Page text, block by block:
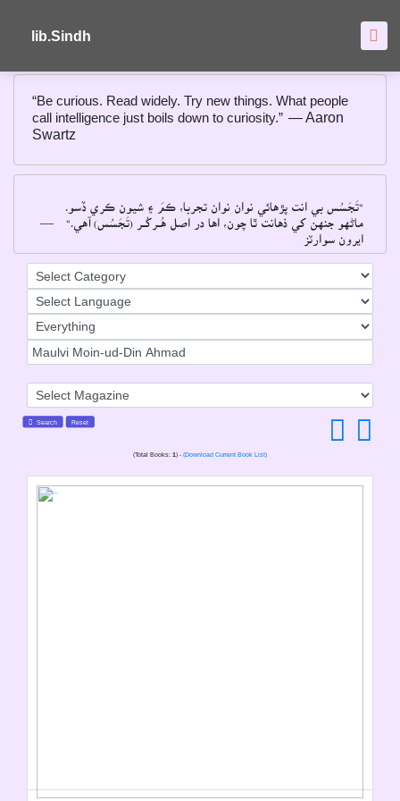
lib.Sindh
“Be curious. Read widely. Try new things. What people
call intelligence just boils down to curiosity.” ― Aaron
Swartz
"تَجَسُس بي انت پڙهائي نوان نوان تجربا، ڪمَ ۽ شيون ڪري ڏسو۔
ماڻهو جنهن کي ذهانت ٿا چون، اها در اصل هُــرکُــر (تَجَسُس) آهي۔"
ايرون سوارٽز
Search Reset
(Total Books: 1) - (Download Current Book List)